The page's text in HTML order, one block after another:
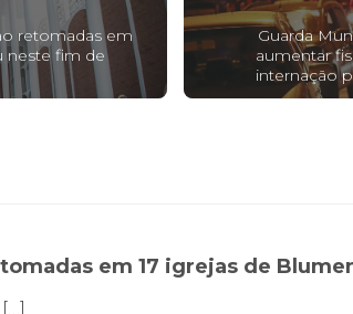
retomadas em
neste fim de
Guarda
aumentar
internação
em 17 igrejas de